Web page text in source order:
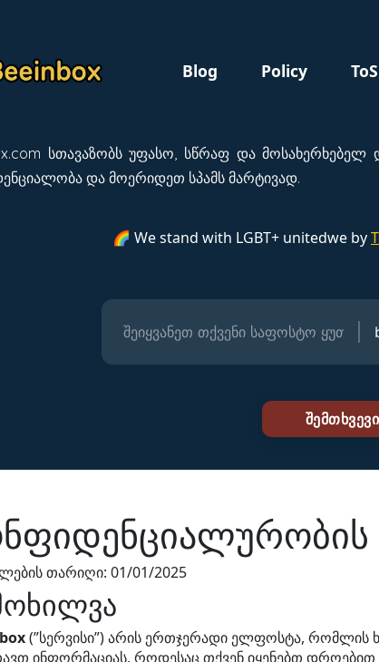
Blog Policy ToS
სთავაზობს უფასო, სწრაფ და
და მოერიდეთ სპამს მარტივად.
🌈 We stand with LGBT+ unitedwe by
თარიღი: 01/01/2025
(”სერვისი”) არის ერთჯერადი ელფოსტა, რომლის
ინფორმაციას, როდესაც თქვენ იყენებთ